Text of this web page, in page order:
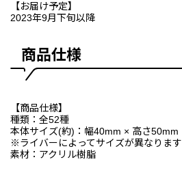
【お届け予定】
2023年9月下旬以降
商品仕様
【商品仕様】
種類：全52種
本体サイズ(約)：幅40mm × 高さ50mm
※ライバーによってサイズが異なります
素材：アクリル樹脂